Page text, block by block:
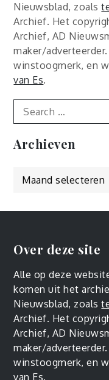
Nieuwsblad, zoals
Archief. Het
Archief, AD
maker/
winstoogmerk, en
van Es.
Search
for:
Archieven
Over deze site
Alle op deze
komen uit het
Nieuwsblad, zoals
Archief. Het
Archief, AD
maker/
winstoogmerk, en
van Es.